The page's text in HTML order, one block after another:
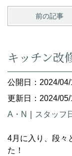
前の記事
キッチン改
公開日：2024/
更新日：2024/
A・N
スタッフ
4月に入り、段々
た！